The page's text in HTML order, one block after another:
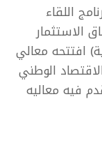
اللقاء
الاستثمار
افتتحه معالي
الوطني
القعدة 1412هـ وقدم فيه معاليه